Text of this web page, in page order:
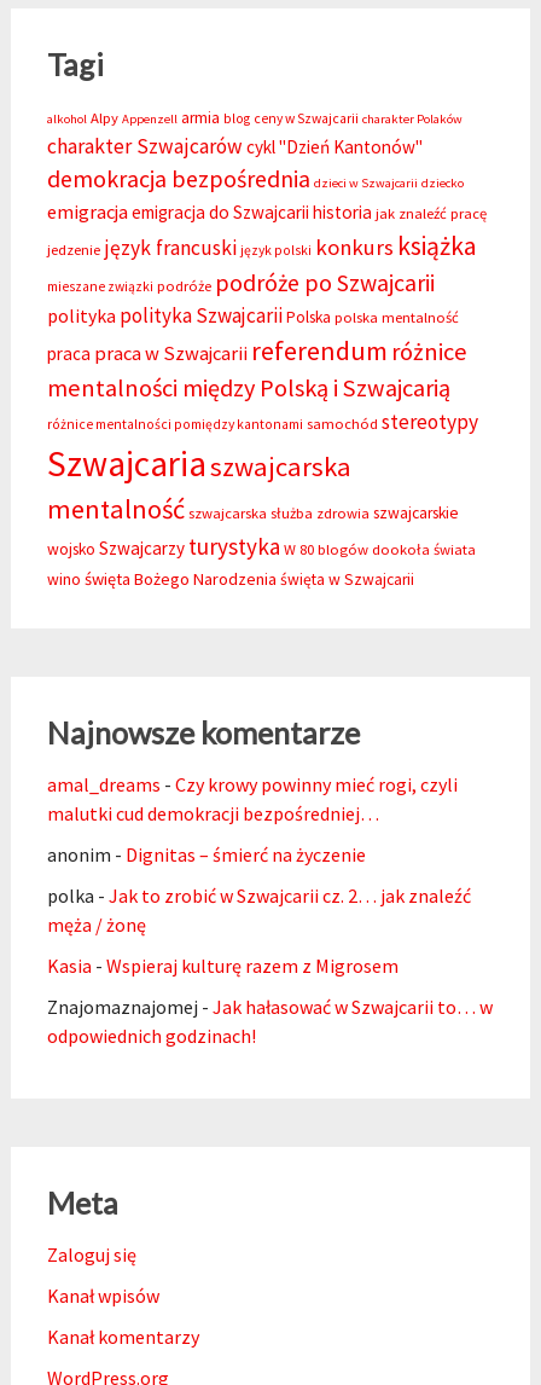
Tagi
alkohol Alpy Appenzell armia blog ceny w Szwajcarii charakter Polaków
charakter Szwajcarów cykl "Dzień Kantonów"
demokracja bezpośrednia dzieci w Szwajcarii dziecko
emigracjaemigracja do Szwajcarii historia jak znaleźć pracę
jedzenie język francuski język polski konkurs książka
mieszane związki podróże podróże po Szwajcarii
polityka polityka SzwajcariiPolska polska mentalność
praca praca w Szwajcarii referendum różnice
mentalności między Polską i Szwajcarią
różnice mentalności pomiędzy kantonami samochód stereotypy
Szwajcariaszwajcarska
mentalność szwajcarska służba zdrowia szwajcarskie
wojsko Szwajcarzy turystyka W 80 blogów dookoła świata
wino święta Bożego Narodzenia święta w Szwajcarii
Najnowsze komentarze
amal_dreams - Czy krowy powinny mieć rogi, czyli
malutki cud demokracji bezpośredniej…
anonim - Dignitas – śmierć na życzenie
polka - Jak to zrobić w Szwajcarii cz. 2… jak znaleźć
męża / żonę
Kasia - Wspieraj kulturę razem z Migrosem
Znajomaznajomej - Jak hałasować w Szwajcarii to… w
odpowiednich godzinach!
Meta
Zaloguj się
Kanał wpisów
Kanał komentarzy
WordPress.org